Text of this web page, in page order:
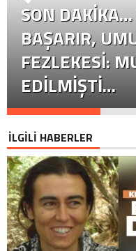
SON
BAŞARIR,
FEZLEKESI:
EDILMIŞTI…
İLGİLİ HABERLER